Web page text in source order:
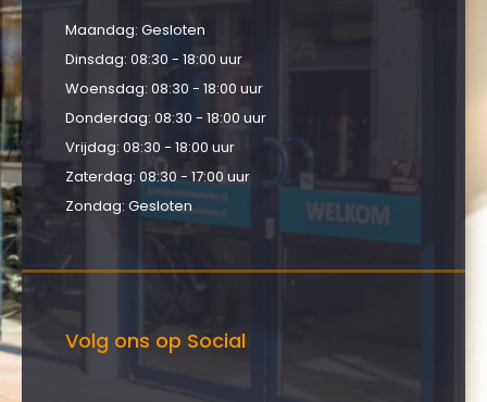
Maandag: Gesloten
Dinsdag: 08:30 - 18:00 uur
Woensdag: 08:30 - 18:00 uur
Donderdag: 08:30 - 18:00 uur
Vrijdag: 08:30 - 18:00 uur
Zaterdag: 08:30 - 17:00 uur
Zondag: Gesloten
Volg ons op Social